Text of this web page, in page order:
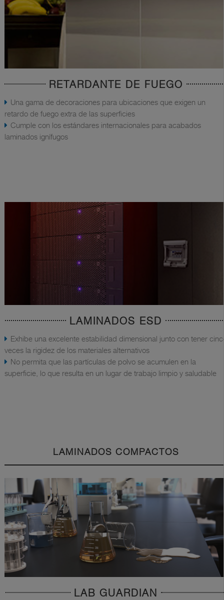
RETARDANTE DE FUEGO
Una gama de decoraciones para ubicaciones que exigen un
retardo de fuego extra de las superficies
Cumple con los estándares internacionales para acabados
laminados ignífugos
LAMINADOS ESD
Exhibe una excelente estabilidad dimensional junto con tener
veces la rigidez de los materiales alternativos
No permita que las partículas de polvo se acumulen en la
superficie, lo que resulta en un lugar de trabajo limpio y saludable
LAMINADOS COMPACTOS
LAB GUARDIAN